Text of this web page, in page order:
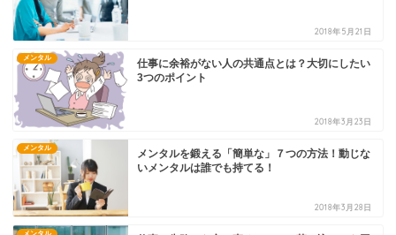
2018年5月21日
メンタル
仕事に余裕がない人の共通点とは？大切にしたい
3つのポイント
2018年3月23日
メンタル
メンタルを鍛える「簡単な」７つの方法！動じな
いメンタルは誰でも持てる！
2018年3月28日
メンタル